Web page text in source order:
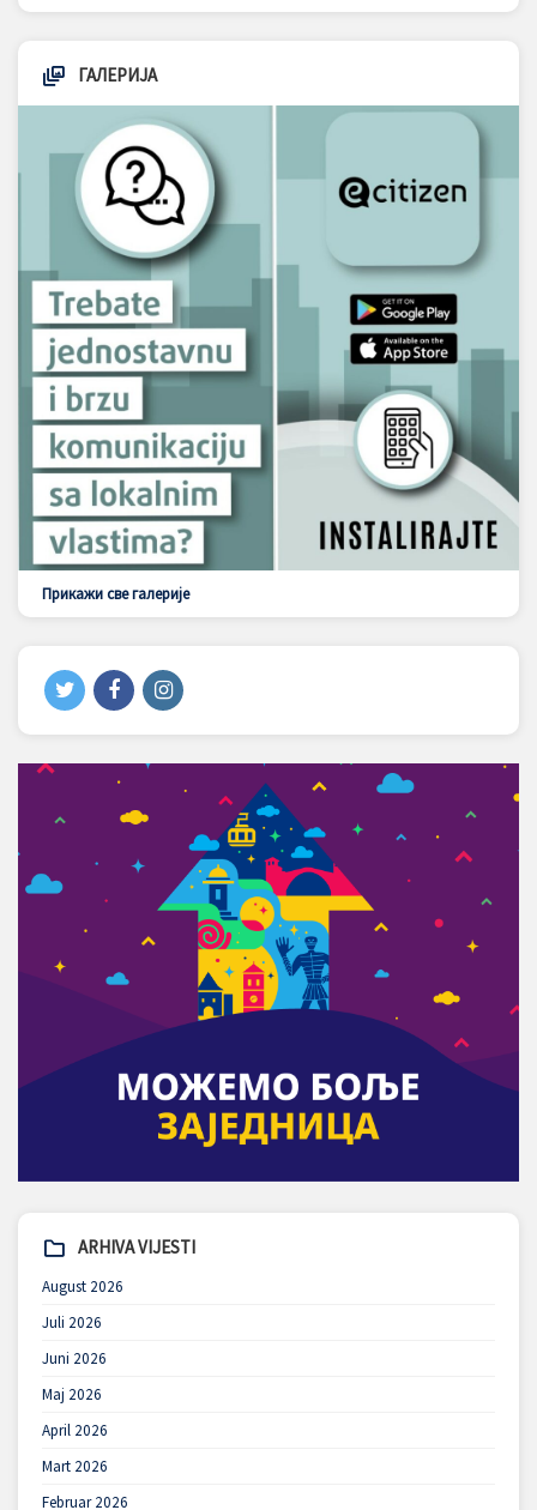
ГАЛЕРИЈА
Прикажи све галерије
ARHIVA VIJESTI
August 2026
Juli 2026
Juni 2026
Maj 2026
April 2026
Mart 2026
Februar 2026